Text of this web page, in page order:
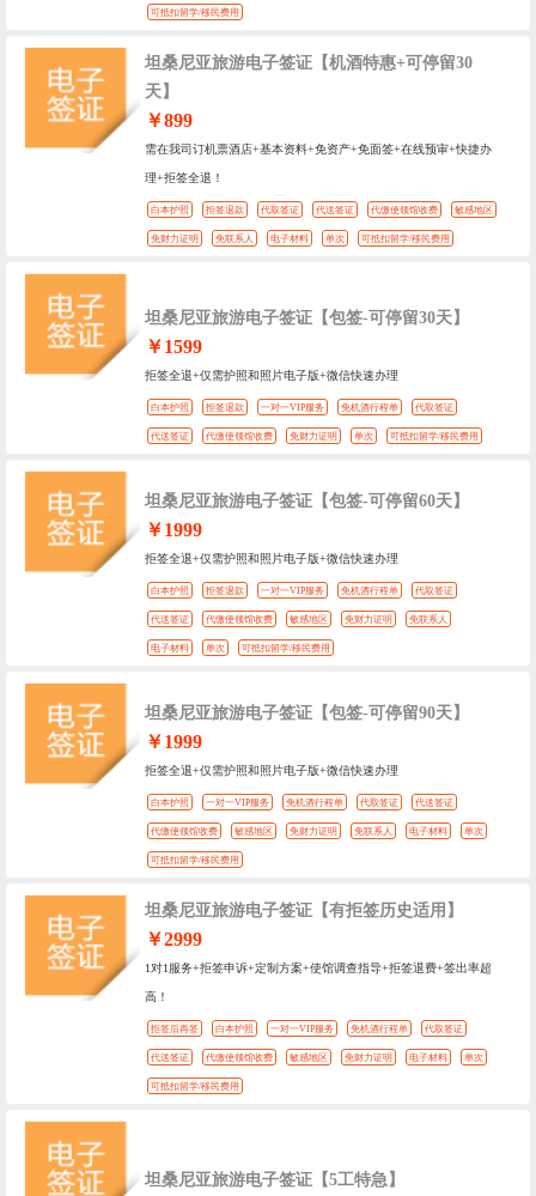
可抵扣留学/移民费用
坦桑尼亚旅游电子签证【机酒特惠+可停留30
天】
￥899
需在我司订机票酒店+基本资料+免资产+免面签+在线预审+快捷办
理+拒签全退！
白本护照 拒签退款 代取签证 代送签证 代缴使领馆收费 敏感地区
免财力证明 免联系人 电子材料 单次 可抵扣留学/移民费用
坦桑尼亚旅游电子签证【包签-可停留30天】
￥1599
拒签全退+仅需护照和照片电子版+微信快速办理
白本护照 拒签退款 一对一VIP服务 免机酒行程单 代取签证
代送签证 代缴使领馆收费 免财力证明 单次 可抵扣留学/移民费用
坦桑尼亚旅游电子签证【包签-可停留60天】
￥1999
拒签全退+仅需护照和照片电子版+微信快速办理
白本护照 拒签退款 一对一VIP服务 免机酒行程单 代取签证
代送签证 代缴使领馆收费 敏感地区 免财力证明 免联系人
电子材料 单次 可抵扣留学/移民费用
坦桑尼亚旅游电子签证【包签-可停留90天】
￥1999
拒签全退+仅需护照和照片电子版+微信快速办理
白本护照 一对一VIP服务 免机酒行程单 代取签证 代送签证
代缴使领馆收费 敏感地区 免财力证明 免联系人 电子材料 单次
可抵扣留学/移民费用
坦桑尼亚旅游电子签证【有拒签历史适用】
￥2999
1对1服务+拒签申诉+定制方案+使馆调查指导+拒签退费+签出率超
高！
拒签后再签 白本护照 一对一VIP服务 免机酒行程单 代取签证
代送签证 代缴使领馆收费 敏感地区 免财力证明 电子材料 单次
可抵扣留学/移民费用
坦桑尼亚旅游电子签证【5工特急】